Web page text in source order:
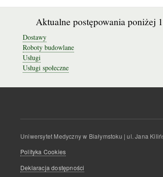
Aktualne postępowania poniżej
Dostawy
Roboty budowlane
Usługi
Usługi społeczne
Uniwersytet Medyczny w Białymstoku | ul. Jana
Polityka Cookies
Deklaracja dostępności